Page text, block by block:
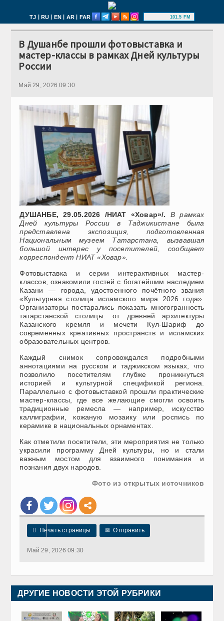
TJ | RU | EN | AR | FAR 101.5 FM
В Душанбе прошли фотовыставка и
мастер-классы в рамках Дней культуры
России
Май 29, 2026 09:30
ДУШАНБЕ, 29.05.2026 /НИАТ «Ховар»/.
В рамках
Дней культуры России в Таджикистане была
представлена экспозиция, подготовленная
Национальным музеем Татарстана, вызвавшая
большой интерес у посетителей, сообщает
корреспондент НИАТ «Ховар».
Фотовыставка и серии интерактивных мастер-
классов, ознакомили гостей с богатейшим наследием
Казани — города, удостоенного почётного звания
«Культурная столица исламского мира 2026 года».
Организаторы постарались показать многогранность
татарстанской столицы: от древней архитектуры
Казанского кремля и мечети Кул-Шариф до
современных креативных пространств и исламских
образовательных центров.
Каждый снимок сопровождался подробными
аннотациями на русском и таджикском языках, что
позволило посетителям глубже проникнуться
историей и культурной спецификой региона.
Параллельно с фотовыставкой прошли практические
мастер-классы, где все желающие смогли освоить
традиционные ремесла — например, искусство
каллиграфии, кожаную мозаику или роспись по
керамике в национальных орнаментах.
Как отметили посетители, эти мероприятия не только
украсили программу Дней культуры, но и стали
важным мостом для взаимного понимания и
познания двух народов.
Фото из открытых источников
 Печать страницы ✉ Отправить
Май 29, 2026 09:30
ДРУГИЕ НОВОСТИ ЭТОЙ РУБРИКИ